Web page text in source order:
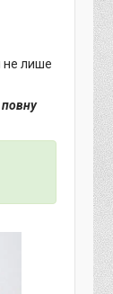
не лише